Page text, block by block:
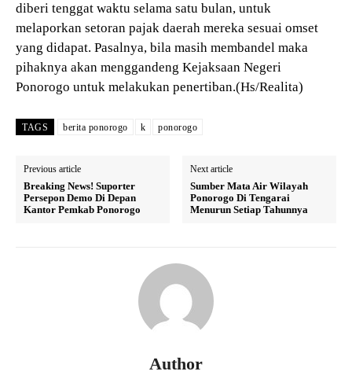
diberi tenggat waktu selama satu bulan, untuk
melaporkan setoran pajak daerah mereka sesuai omset
yang didapat. Pasalnya, bila masih membandel maka
pihaknya akan menggandeng Kejaksaan Negeri
Ponorogo untuk melakukan penertiban.(Hs/Realita)
TAGS berita ponorogo k ponorogo
Previous article
Breaking News! Suporter
Persepon Demo Di Depan
Kantor Pemkab Ponorogo
Next article
Sumber Mata Air Wilayah
Ponorogo Di Tengarai
Menurun Setiap Tahunnya
Author